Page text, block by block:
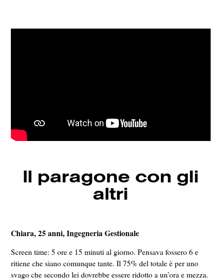
Il paragone con gli
altri
Chiara, 25 anni, Ingegneria Gestionale
Screen time: 5 ore e 15 minuti al giorno. Pensava fossero 6 e
ritiene che siano comunque tante. Il 75% del totale è per uno
svago che secondo lei dovrebbe essere ridotto a un’ora e mezza.